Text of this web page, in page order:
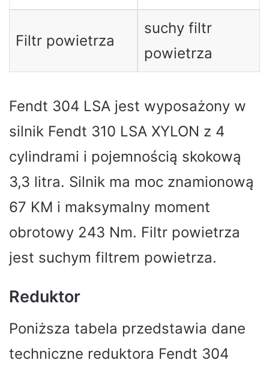
Filtr powietrza
suchy filtr
powietrza
Fendt 304 LSA jest wyposażony w
silnik Fendt 310 LSA XYLON z 4
cylindrami i pojemnością skokową
3,3 litra. Silnik ma moc znamionową
67 KM i maksymalny moment
obrotowy 243 Nm. Filtr powietrza
jest suchym filtrem powietrza.
Reduktor
Poniższa tabela przedstawia dane
techniczne reduktora Fendt 304